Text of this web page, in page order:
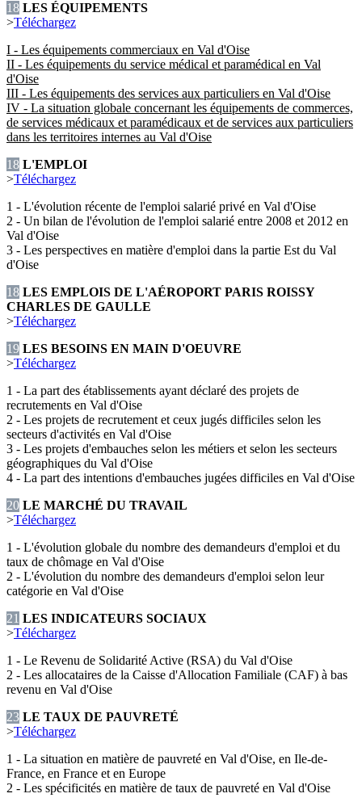
18 LES ÉQUIPEMENTS
>Téléchargez
I - Les équipements commerciaux en Val d'Oise
II - Les équipements du service médical et paramédical en Val
d'Oise
III - Les équipements des services aux particuliers en Val d'Oise
IV - La situation globale concernant les équipements de commerces,
de services médicaux et paramédicaux et de services aux particuliers
dans les territoires internes au Val d'Oise
18 L'EMPLOI
>Téléchargez
1 - L'évolution récente de l'emploi salarié privé en Val d'Oise
2 - Un bilan de l'évolution de l'emploi salarié entre 2008 et 2012 en
Val d'Oise
3 - Les perspectives en matière d'emploi dans la partie Est du Val
d'Oise
18 LES EMPLOIS DE L'AÉROPORT PARIS ROISSY
CHARLES DE GAULLE
>Téléchargez
19 LES BESOINS EN MAIN D'OEUVRE
>Téléchargez
1 - La part des établissements ayant déclaré des projets de
recrutements en Val d'Oise
2 - Les projets de recrutement et ceux jugés difficiles selon les
secteurs d'activités en Val d'Oise
3 - Les projets d'embauches selon les métiers et selon les secteurs
géographiques du Val d'Oise
4 - La part des intentions d'embauches jugées difficiles en Val d'Oise
20 LE MARCHÉ DU TRAVAIL
>Téléchargez
1 - L'évolution globale du nombre des demandeurs d'emploi et du
taux de chômage en Val d'Oise
2 - L'évolution du nombre des demandeurs d'emploi selon leur
catégorie en Val d'Oise
21 LES INDICATEURS SOCIAUX
>Téléchargez
1 - Le Revenu de Solidarité Active (RSA) du Val d'Oise
2 - Les allocataires de la Caisse d'Allocation Familiale (CAF) à bas
revenu en Val d'Oise
23 LE TAUX DE PAUVRETÉ
>Téléchargez
1 - La situation en matière de pauvreté en Val d'Oise, en Ile-de-
France, en France et en Europe
2 - Les spécificités en matière de taux de pauvreté en Val d'Oise